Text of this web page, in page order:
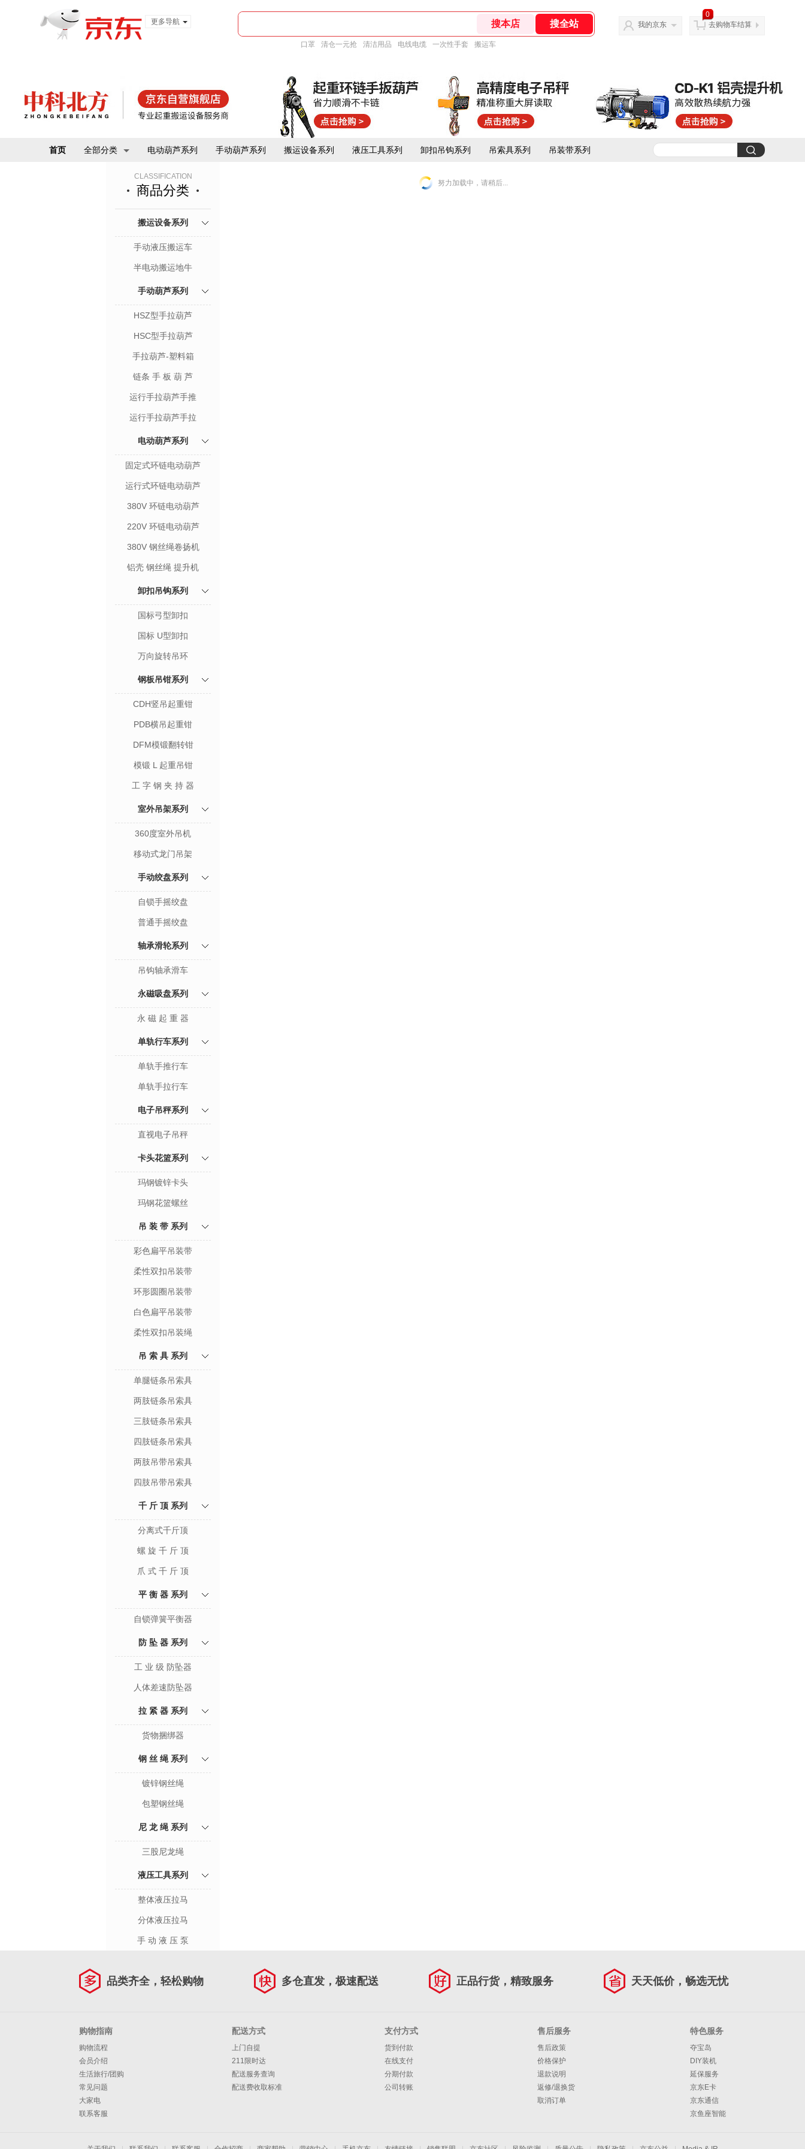
更多导航
口罩 清仓一元抢 清洁用品 电线电缆 一次性手套 搬运车
我的京东
0
去购物车结算
首页 全部分类 电动葫芦系列 手动葫芦系列 搬运设备系列 液压工具系列 卸扣吊钩系列 吊索具系列 吊装带系列
CLASSIFICATION
商品分类
搬运设备系列
手动液压搬运车
半电动搬运地牛
手动葫芦系列
HSZ型手拉葫芦
HSC型手拉葫芦
手拉葫芦-塑料箱
链条 手 板 葫 芦
运行手拉葫芦手推
运行手拉葫芦手拉
电动葫芦系列
固定式环链电动葫芦
运行式环链电动葫芦
380V 环链电动葫芦
220V 环链电动葫芦
380V 钢丝绳卷扬机
铝壳 钢丝绳 提升机
卸扣吊钩系列
国标弓型卸扣
国标 U型卸扣
万向旋转吊环
钢板吊钳系列
CDH竖吊起重钳
PDB横吊起重钳
DFM模锻翻转钳
模锻 L 起重吊钳
工 字 钢 夹 持 器
室外吊架系列
360度室外吊机
移动式龙门吊架
手动绞盘系列
自锁手摇绞盘
普通手摇绞盘
轴承滑轮系列
吊钩轴承滑车
永磁吸盘系列
永 磁 起 重 器
单轨行车系列
单轨手推行车
单轨手拉行车
电子吊秤系列
直视电子吊秤
卡头花篮系列
玛钢镀锌卡头
玛钢花篮螺丝
吊 装 带 系列
彩色扁平吊装带
柔性双扣吊装带
环形圆圈吊装带
白色扁平吊装带
柔性双扣吊装绳
吊 索 具 系列
单腿链条吊索具
两肢链条吊索具
三肢链条吊索具
四肢链条吊索具
两肢吊带吊索具
四肢吊带吊索具
千 斤 顶 系列
分离式千斤顶
螺 旋 千 斤 顶
爪 式 千 斤 顶
平 衡 器 系列
自锁弹簧平衡器
防 坠 器 系列
工 业 级 防坠器
人体差速防坠器
拉 紧 器 系列
货物捆绑器
钢 丝 绳 系列
镀锌钢丝绳
包塑钢丝绳
尼 龙 绳 系列
三股尼龙绳
液压工具系列
整体液压拉马
分体液压拉马
手 动 液 压 泵
努力加载中，请稍后...
品类齐全，轻松购物 多仓直发，极速配送 正品行货，精致服务 天天低价，畅选无忧
购物指南
购物流程
会员介绍
生活旅行/团购
常见问题
大家电
联系客服
配送方式
上门自提
211限时达
配送服务查询
配送费收取标准
支付方式
货到付款
在线支付
分期付款
公司转账
售后服务
售后政策
价格保护
退款说明
返修/退换货
取消订单
特色服务
夺宝岛
DIY装机
延保服务
京东E卡
京东通信
京鱼座智能